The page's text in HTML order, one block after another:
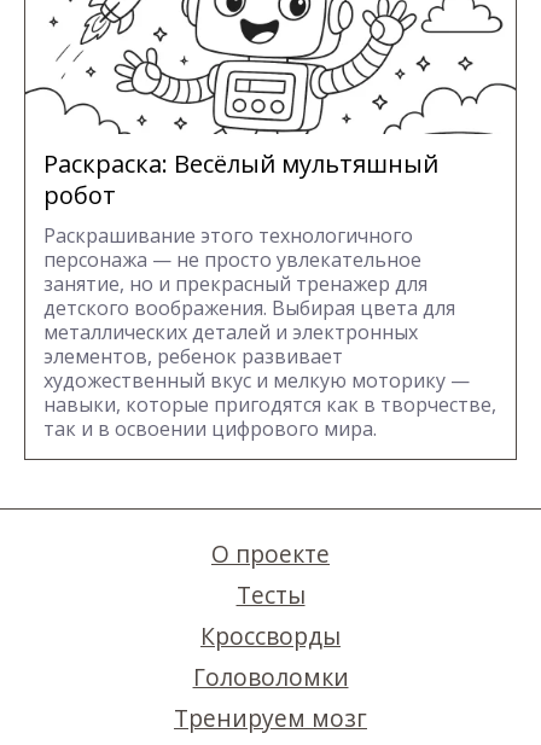
Раскраска: Весёлый мультяшный
робот
Раскрашивание этого технологичного
персонажа — не просто увлекательное
занятие, но и прекрасный тренажер для
детского воображения. Выбирая цвета для
металлических деталей и электронных
элементов, ребенок развивает
художественный вкус и мелкую моторику —
навыки, которые пригодятся как в творчестве,
так и в освоении цифрового мира.
О проекте
Тесты
Кроссворды
Головоломки
Тренируем мозг